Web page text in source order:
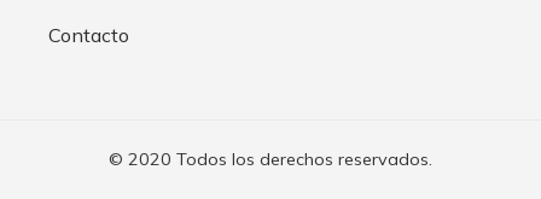
Contacto
© 2020 Todos los derechos reservados.